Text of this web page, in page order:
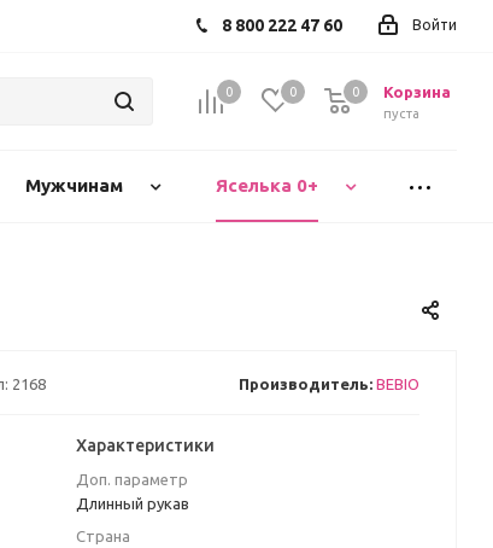
Войти
8 800 222 47 60
0 0 Корзина
пуста
0
Мужчинам Яселька 0+
2168 Производитель: BEBIO
Характеристики
Доп. параметр
Длинный рукав
Страна